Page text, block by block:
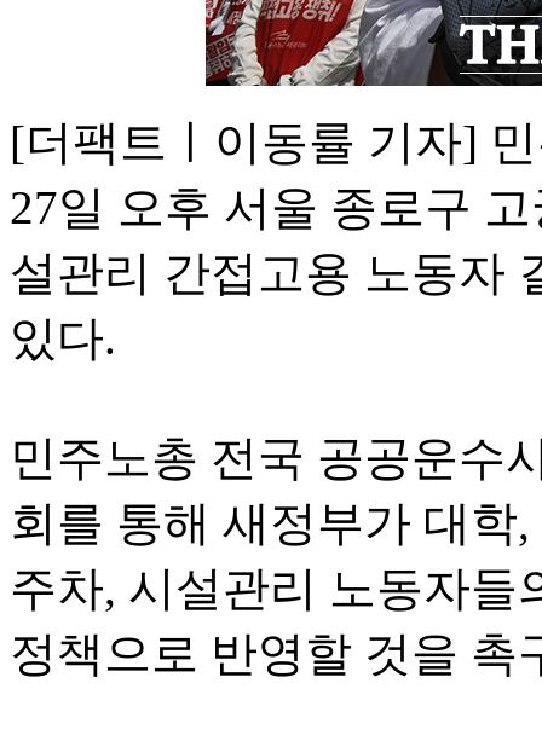
[더팩트ㅣ이동률 기자]
27일 오후 서울 종로구
설관리 간접고용 노동자
있다.
민주노총 전국 공공운수
회를 통해 새정부가 대학
주차, 시설관리 노동자들
정책으로 반영할 것을 촉